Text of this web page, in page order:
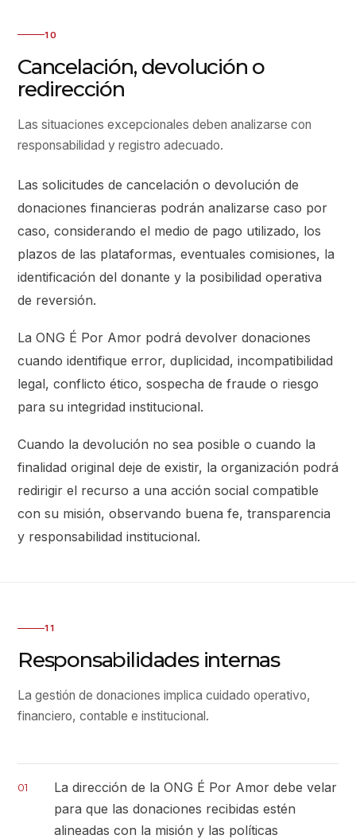
10
Cancelación, devolución o
redirección
Las situaciones excepcionales deben analizarse con
responsabilidad y registro adecuado.
Las solicitudes de cancelación o devolución de
donaciones financieras podrán analizarse caso por
caso, considerando el medio de pago utilizado, los
plazos de las plataformas, eventuales comisiones, la
identificación del donante y la posibilidad operativa
de reversión.
La ONG É Por Amor podrá devolver donaciones
cuando identifique error, duplicidad, incompatibilidad
legal, conflicto ético, sospecha de fraude o riesgo
para su integridad institucional.
Cuando la devolución no sea posible o cuando la
finalidad original deje de existir, la organización podrá
redirigir el recurso a una acción social compatible
con su misión, observando buena fe, transparencia
y responsabilidad institucional.
11
Responsabilidades internas
La gestión de donaciones implica cuidado operativo,
financiero, contable e institucional.
01
La dirección de la ONG É Por Amor debe velar
para que las donaciones recibidas estén
alineadas con la misión y las políticas